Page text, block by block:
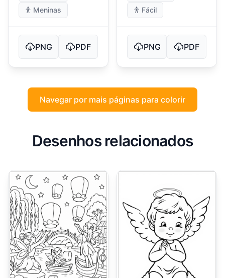
Meninas
PNG PDF
Fácil
PNG PDF
Navegar por mais páginas para colorir
Desenhos relacionados